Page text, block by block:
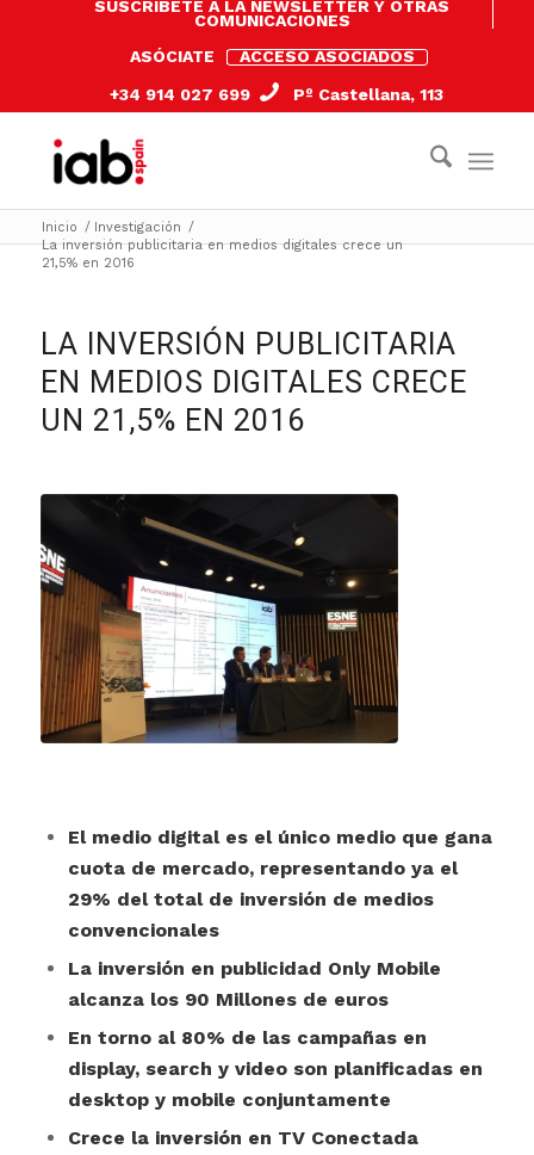
SUSCRÍBETE A LA NEWSLETTER Y OTRAS
COMUNICACIONES
ASÓCIATE
ACCESO ASOCIADOS
+34 914 027 699
Pº Castellana, 113
Inicio / Investigación /
La inversión publicitaria en medios digitales crece un
21,5% en 2016
LA INVERSIÓN PUBLICITARIA
EN MEDIOS DIGITALES CRECE
UN 21,5% EN 2016
El medio digital es el único medio que gana
cuota de mercado, representando ya el
29% del total de inversión de medios
convencionales
La inversión en publicidad Only Mobile
alcanza los 90 Millones de euros
En torno al 80% de las campañas en
display, search y video son planificadas en
desktop y mobile conjuntamente
Crece la inversión en TV Conectada